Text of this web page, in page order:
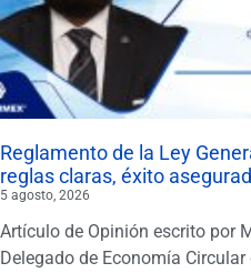
Reglamento de la Ley
reglas claras, éxito
5 agosto, 2026
Artículo de Opinión escrito por
Delegado de Economía Circular